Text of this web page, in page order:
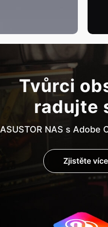
Tvůrci
radujte
ASUSTOR NAS s Adobe
Zjistěte více